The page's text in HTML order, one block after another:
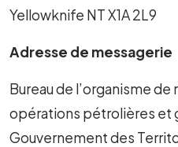
Yellowknife NT X1A 2L9
Adresse de messagerie
Bureau de l’organisme
opérations pétrolières et
Gouvernement des